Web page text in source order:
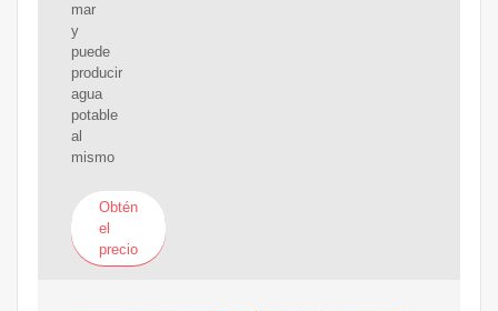
mar
y
puede
producir
agua
potable
al
mismo
Obtén
el
precio